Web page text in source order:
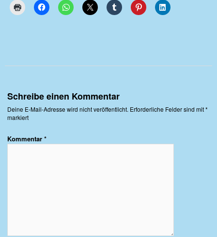
Schreibe einen Kommentar
Deine E-Mail-Adresse wird nicht veröffentlicht. Erforderliche Felder sind mit*
markiert
Kommentar *